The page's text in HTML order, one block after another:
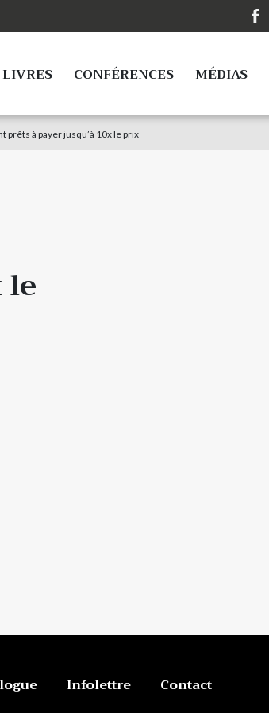
LIVRES CONFÉRENCES MÉDIAS
prêts à payer jusqu’à 10x le prix
le
Infolettre Contact